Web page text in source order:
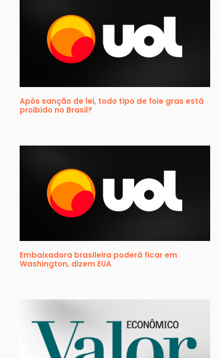
Após sanção de lei, todo tipo de foie gras está
proibido no Brasil?
Embaixadora brasileira poderá ficar em
Washington, dizem EUA